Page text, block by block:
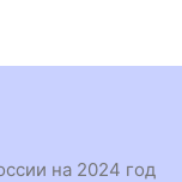
на 2024 год